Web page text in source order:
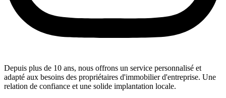
Depuis plus de 10 ans, nous offrons un service personnalisé et
adapté aux besoins des propriétaires d'immobilier d'entreprise. Une
relation de confiance et une solide implantation locale.